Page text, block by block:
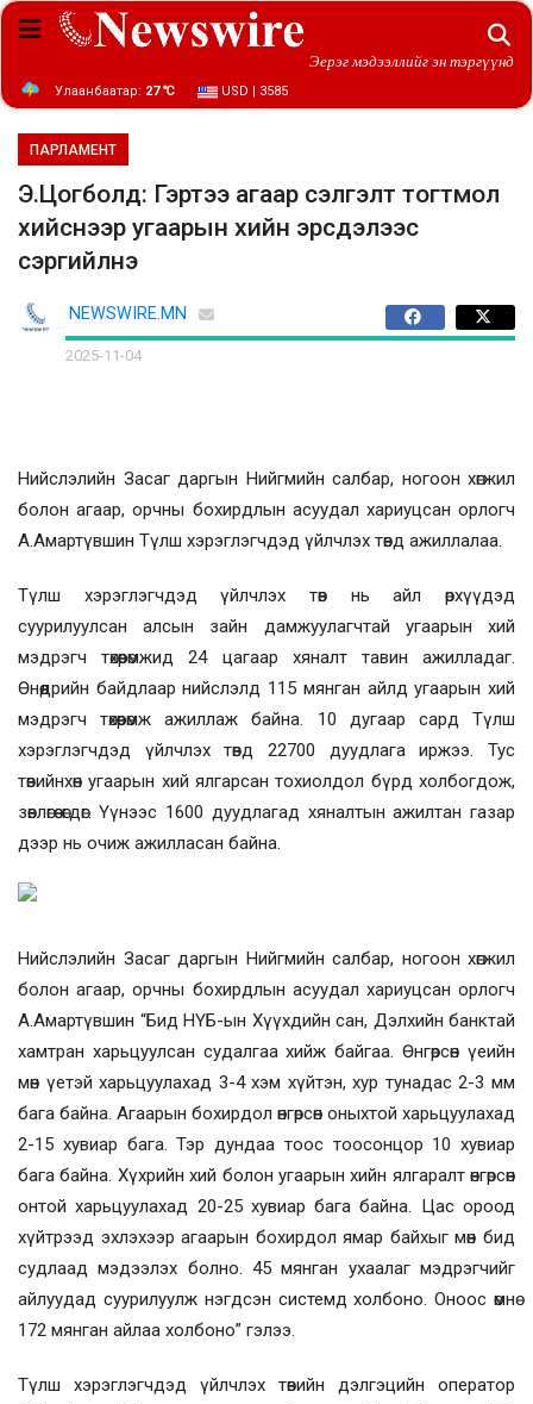
Эерэг мэдээллийг эн тэргүүнд
Улаанбаатар: 27 ℃ USD | 3585
ПАРЛАМЕНТ
Э.Цогболд: Гэртээ агаар сэлгэлт тогтмол
хийснээр угаарын хийн эрсдэлээс
сэргийлнэ
NEWSWIRE.MN
2025-11-04
Нийслэлийн Засаг даргын Нийгмийн салбар, ногоон хөгжил
болон агаар, орчны бохирдлын асуудал хариуцсан орлогч
А.Амартүвшин Түлш хэрэглэгчдэд үйлчлэх төвд ажиллалаа.
Түлш хэрэглэгчдэд үйлчлэх төв нь айл өрхүүдэд
суурилуулсан алсын зайн дамжуулагчтай угаарын хий
мэдрэгч төхөөрөмжид 24 цагаар хяналт тавин ажилладаг.
Өнөөдрийн байдлаар нийслэлд 115 мянган айлд угаарын хий
мэдрэгч төхөөрөмж ажиллаж байна. 10 дугаар сард Түлш
хэрэглэгчдэд үйлчлэх төвд 22700 дуудлага иржээ. Тус
төвийнхөн угаарын хий ялгарсан тохиолдол бүрд холбогдож,
зөвлөгөө өгдөг. Үүнээс 1600 дуудлагад хяналтын ажилтан газар
дээр нь очиж ажилласан байна.
Нийслэлийн Засаг даргын Нийгмийн салбар, ногоон хөгжил
болон агаар, орчны бохирдлын асуудал хариуцсан орлогч
А.Амартүвшин “Бид НҮБ-ын Хүүхдийн сан, Дэлхийн банктай
хамтран харьцуулсан судалгаа хийж байгаа. Өнгөрсөн үеийн
мөн үетэй харьцуулахад 3-4 хэм хүйтэн, хур тунадас 2-3 мм
бага байна. Агаарын бохирдол өнгөрсөн оныхтой харьцуулахад
2-15 хувиар бага. Тэр дундаа тоос тоосонцор 10 хувиар
бага байна. Хүхрийн хий болон угаарын хийн ялгаралт өнгөрсөн
онтой харьцуулахад 20-25 хувиар бага байна. Цас ороод
хүйтрээд эхлэхээр агаарын бохирдол ямар байхыг мөн бид
судлаад мэдээлэх болно. 45 мянган ухаалаг мэдрэгчийг
айлуудад суурилуулж нэгдсэн системд холбоно. Оноос өмнө
172 мянган айлаа холбоно” гэлээ.
Түлш хэрэглэгчдэд үйлчлэх төвийн дэлгэцийн оператор